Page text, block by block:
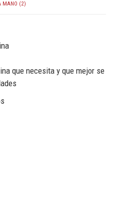
MANO (2)
que necesita y que mejor se